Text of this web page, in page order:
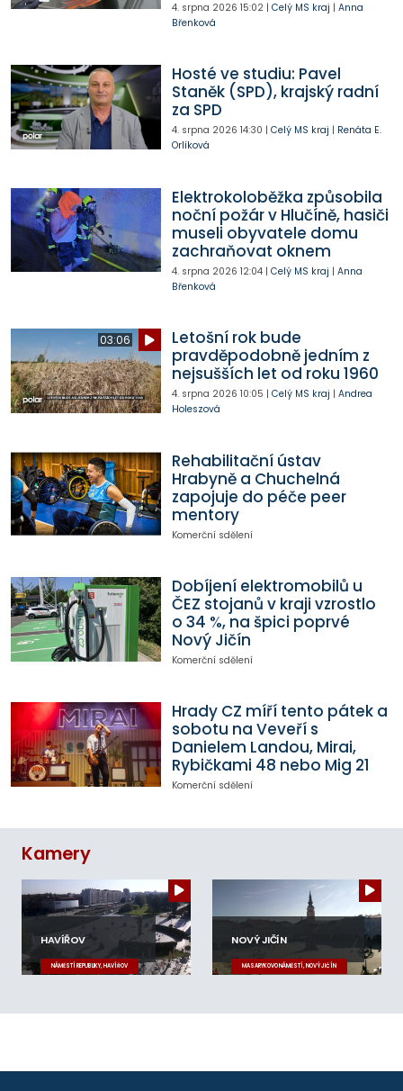
4. srpna 2026 15:02| Celý MS kraj | Anna
Břenková
Hosté ve studiu: Pavel
Staněk (SPD), krajský radní
za SPD
4. srpna 2026 14:30 | Celý MS kraj | Renáta E.
Orlíková
Elektrokoloběžka způsobila
noční požár v Hlučíně, hasiči
museli obyvatele domu
zachraňovat oknem
4. srpna 2026 12:04| Celý MS kraj | Anna
Břenková
03:06
Letošní rok bude
pravděpodobně jedním z
nejsušších let od roku 1960
4. srpna 2026 10:05 | Celý MS kraj | Andrea
Holeszová
Rehabilitační ústav
Hrabyně a Chuchelná
zapojuje do péče peer
mentory
Komerční sdělení
Dobíjení elektromobilů u
ČEZ stojanů v kraji vzrostlo
o 34 %, na špici poprvé
Nový Jičín
Komerční sdělení
Hrady CZ míří tento pátek a
sobotu na Veveří s
Danielem Landou, Mirai,
Rybičkami 48 nebo Mig 21
Komerční sdělení
Kamery
HAVÍŘOV
NÁMĚSTÍ REPUBLIKY, HAVÍŘOV
NOVÝ JIČÍN
MASARYKOVO NÁMĚSTÍ, NOVÝ JIČÍN